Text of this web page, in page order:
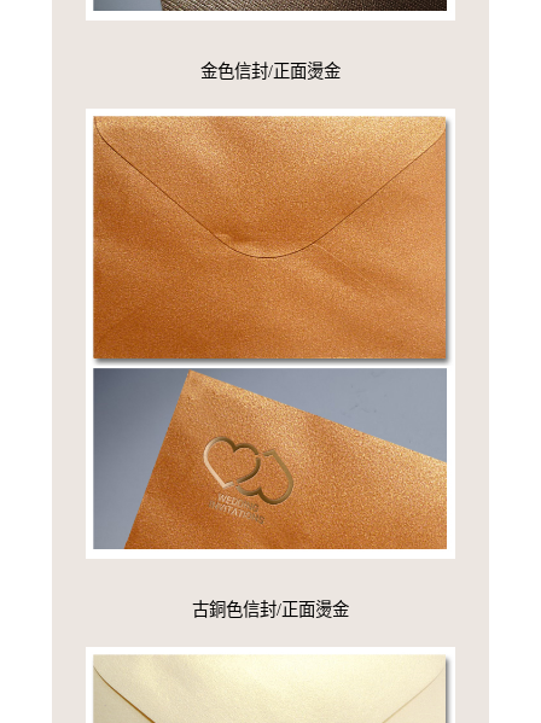
金色信封/正面燙金
古銅色信封/正面燙金